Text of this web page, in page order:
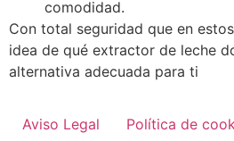
comodidad.
Con total seguridad que en
idea de qué extractor de leche
alternativa adecuada para ti
Aviso Legal Política de